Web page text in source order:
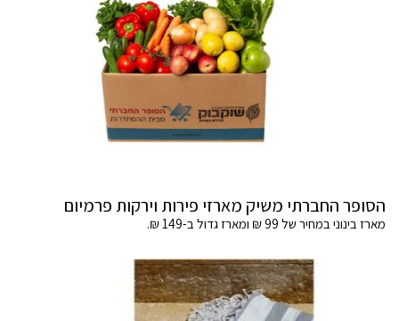
הסופר החברתי משיק מארזי פירות וירקות פרמיום
מארז בינוני במחיר של 99 ₪ ומארז גדול ב-149 ₪.